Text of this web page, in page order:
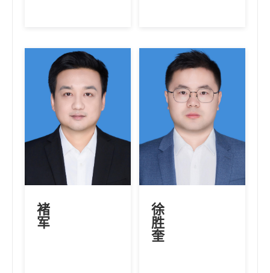
褚
军
徐
胜
奎